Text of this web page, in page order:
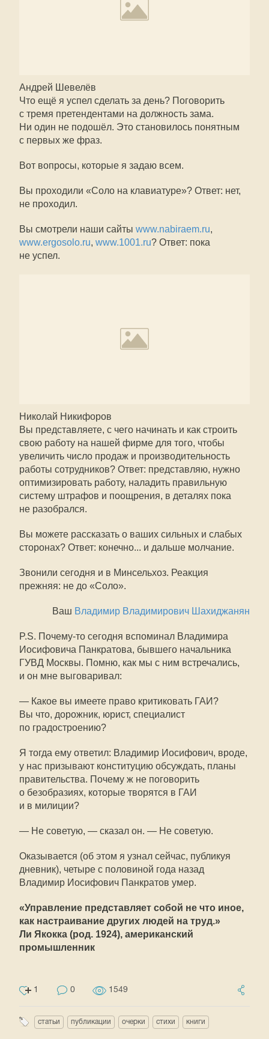
Андрей Шевелёв
Что ещё я успел сделать за день? Поговорить
с тремя претендентами на должность зама.
Ни один не подошёл. Это становилось понятным
с первых же фраз.
Вот вопросы, которые я задаю всем.
Вы проходили «Соло на клавиатуре»? Ответ: нет,
не проходил.
Вы смотрели наши сайты www.nabiraem.ru,
www.ergosolo.ru, www.1001.ru? Ответ: пока
не успел.
Николай Никифоров
Вы представляете, с чего начинать и как строить
свою работу на нашей фирме для того, чтобы
увеличить число продаж и производительность
работы сотрудников? Ответ: представляю, нужно
оптимизировать работу, наладить правильную
систему штрафов и поощрения, в деталях пока
не разобрался.
Вы можете рассказать о ваших сильных и слабых
сторонах? Ответ: конечно... и дальше молчание.
Звонили сегодня и в Минсельхоз. Реакция
прежняя: не до «Соло».
Ваш Владимир Владимирович Шахиджанян
P.S. Почему-то сегодня вспоминал Владимира
Иосифовича Панкратова, бывшего начальника
ГУВД Москвы. Помню, как мы с ним встречались,
и он мне выговаривал:
— Какое вы имеете право критиковать ГАИ?
Вы что, дорожник, юрист, специалист
по градостроению?
Я тогда ему ответил: Владимир Иосифович, вроде,
у нас призывают конституцию обсуждать, планы
правительства. Почему ж не поговорить
о безобразиях, которые творятся в ГАИ
и в милиции?
— Не советую, — сказал он. — Не советую.
Оказывается (об этом я узнал сейчас, публикуя
дневник), четыре с половиной года назад
Владимир Иосифович Панкратов умер.
«Управление представляет собой не что иное,
как настраивание других людей на труд.»
Ли Якокка (род. 1924), американский
промышленник
1 0 1549
статьи публикации очерки стихи книги